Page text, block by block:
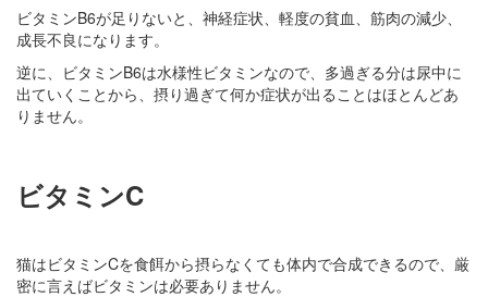
ビタミンB6が足りないと、神経症状、軽度の貧血、筋肉の減少、
成長不良になります。
逆に、ビタミンB6は水様性ビタミンなので、多過ぎる分は尿中に
出ていくことから、摂り過ぎて何か症状が出ることはほとんどあ
りません。
ビタミンC
猫はビタミンCを食餌から摂らなくても体内で合成できるので、厳
密に言えばビタミンは必要ありません。